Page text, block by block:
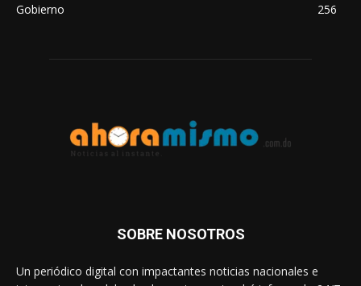
Gobierno
256
SOBRE NOSOTROS
Un periódico digital con impactantes noticias nacionales e